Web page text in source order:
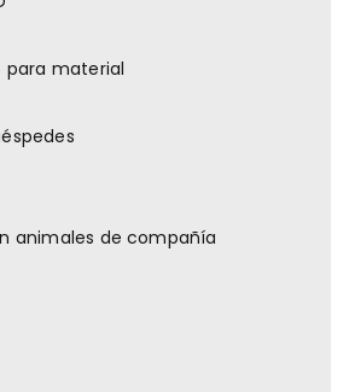
para material
animales de compañía